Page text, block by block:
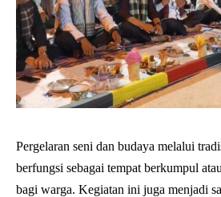
Pergelaran seni dan budaya melalui
berfungsi sebagai tempat berkumpul
bagi warga. Kegiatan ini juga menjadi